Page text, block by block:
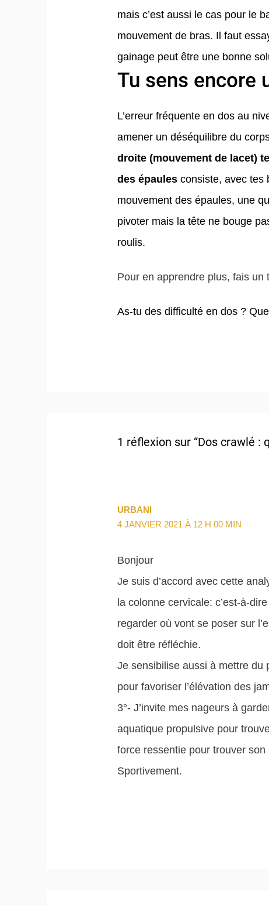
mais c’est aussi le cas pour le
mouvement de bras. Il faut
gainage peut être une bonne
Tu sens encore
L’erreur fréquente en dos au
amener un déséquilibre du
droite (mouvement de lacet)
des épaules consiste, avec tes
mouvement des épaules, une
pivoter mais la tête ne bouge
roulis.
Pour en apprendre plus, fais un
As-tu des difficulté en dos ?
1 réflexion sur “Dos crawlé :
URBANI
4 JANVIER 2021 À 12 H 00 MIN
Bonjour
Je suis d’accord avec cette
la colonne cervicale: c’est-à-
regarder où vont se poser sur
doit être réfléchie.
Je sensibilise aussi à mettre du
pour favoriser l’élévation des
3°- J’invite mes nageurs à
aquatique propulsive pour
force ressentie pour trouver
Sportivement.